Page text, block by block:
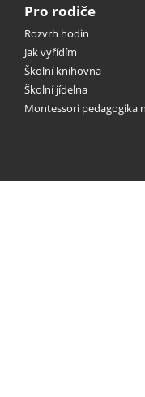
Pro rodiče
Rozvrh hodin
Jak vyřídím
Školní knihovna
Školní jídelna
Montessori pedagogika